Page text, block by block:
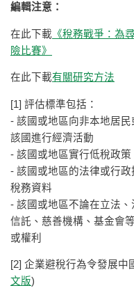
編輯注意：
在此下載 《稅務戰爭：為
險比賽》
在此下載有關研究方法
[1] 評估標準包括：
- 該國或地區向非本地居
該國進行經濟活動
- 該國或地區實行低稅政
- 該國或地區的法律或行
稅務資料
- 該國或地區不論在立法
信託、慈善機構、基金會
或權利
[2] 企業避稅行為令發展中
文版)